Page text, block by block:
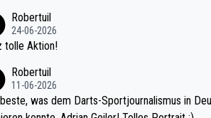
Da gewinnst keinen Blumentopf - ist ja n
eines Kreisligisten vs einem Bu
Robertuil
24-06-2026
tolle Aktion!
Robertuil
11-06-2026
was dem Darts-Sportjournalismus in